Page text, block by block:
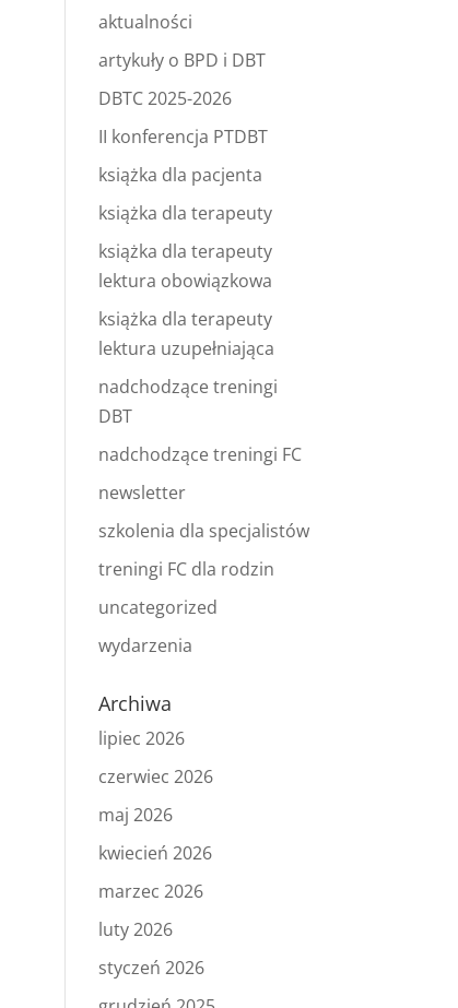
aktualności
artykuły o BPD i DBT
DBTC 2025-2026
II konferencja PTDBT
książka dla pacjenta
książka dla terapeuty
książka dla terapeuty
lektura obowiązkowa
książka dla terapeuty
lektura uzupełniająca
nadchodzące treningi
DBT
nadchodzące treningi FC
newsletter
szkolenia dla specjalistów
treningi FC dla rodzin
uncategorized
wydarzenia
Archiwa
lipiec 2026
czerwiec 2026
maj 2026
kwiecień 2026
marzec 2026
luty 2026
styczeń 2026